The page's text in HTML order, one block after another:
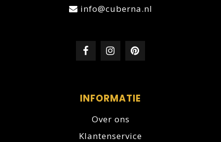
info@cuberna.nl
INFORMATIE
Over ons
Klantenservice